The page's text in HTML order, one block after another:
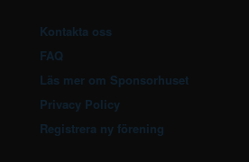
Kontakta oss
FAQ
Läs mer om Sponsorhuset
Privacy Policy
Registrera ny förening